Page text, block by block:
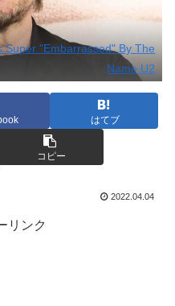
Super "Embarrassed" By The
Name U2
はてブ
コピー
2022.04.04
リンク